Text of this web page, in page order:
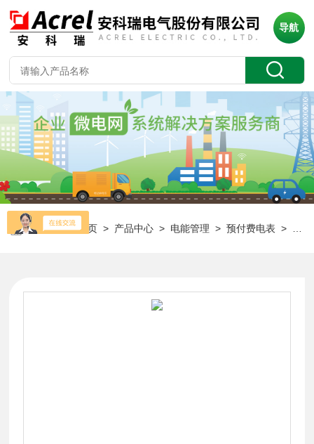
导航
当前位置：首页 > 产品中心 > 电能管理 >预付费电表 > DTSY1352-NK/BT学生宿舍三相蓝牙预付费电表